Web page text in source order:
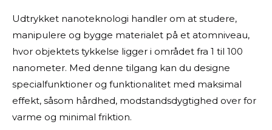
Udtrykket nanoteknologi handler om at studere,
manipulere og bygge materialet på et atomniveau,
hvor objektets tykkelse ligger i området fra 1 til 100
nanometer. Med denne tilgang kan du designe
specialfunktioner og funktionalitet med maksimal
effekt, såsom hårdhed, modstandsdygtighed over for
varme og minimal friktion.